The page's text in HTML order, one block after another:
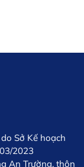
nguyên tem
Sở Kế hoạch
2023
An Trường, thôn